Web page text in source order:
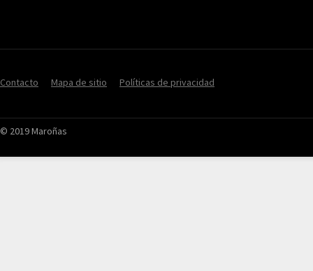
Contacto Mapa de sitio Políticas de privacidad
© 2019 Maroñas